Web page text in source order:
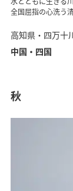
全国屈指の心洗う
高知県・四万十
中国・四国
秋